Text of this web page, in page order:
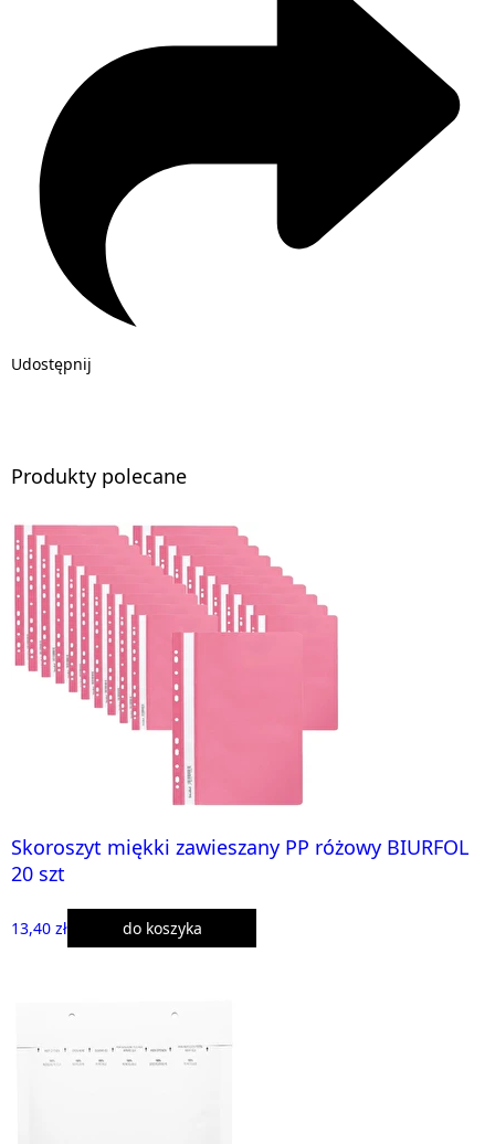
Udostępnij
Produkty polecane
Skoroszyt miękki zawieszany PP różowy BIURFOL
20 szt
13,40 zł do koszyka